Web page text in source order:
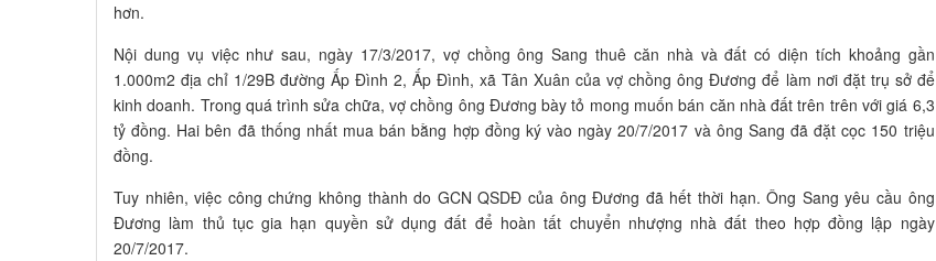
hơn.
Nội dung vụ việc như sau, ngày 17/3/2017, vợ chồng ông Sang thuê căn nhà và đất có diện tích khoảng gần
1.000m2 địa chỉ 1/29B đường Ấp Đình 2, Ấp Đình, xã Tân Xuân của vợ chồng ông Đương để làm nơi đặt trụ sở để
kinh doanh. Trong quá trình sửa chữa, vợ chồng ông Đương bày tỏ mong muốn bán căn nhà đất trên trên với giá 6,3
tỷ đồng. Hai bên đã thống nhất mua bán bằng hợp đồng ký vào ngày 20/7/2017 và ông Sang đã đặt cọc 150 triệu
đồng.
Tuy nhiên, việc công chứng không thành do GCN QSDĐ của ông Đương đã hết thời hạn. Ông Sang yêu cầu ông
Đương làm thủ tục gia hạn quyền sử dụng đất để hoàn tất chuyển nhượng nhà đất theo hợp đồng lập ngày
20/7/2017.